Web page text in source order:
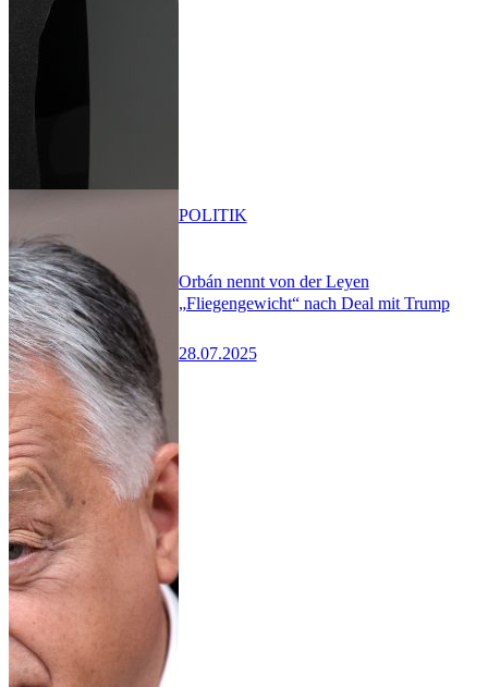
Orbán nennt von der Leyen
„Fliegengewicht“ nach Deal mit Trump
28.07.2025
POLITIK